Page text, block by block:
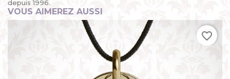
depuis 1996.
VOUS AIMEREZ AUSSI
favorite_border